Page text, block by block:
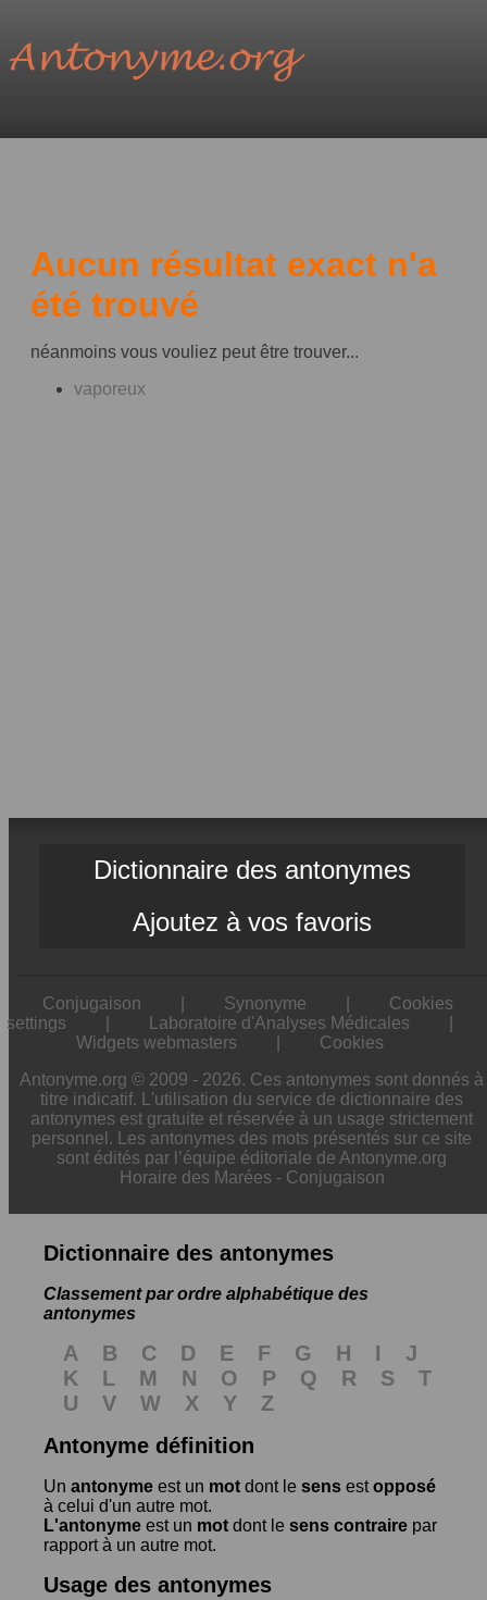
Aucun résultat exact n'a
été trouvé
néanmoins vous vouliez peut être trouver...
vaporeux
Dictionnaire des antonymes
Ajoutez à vos favoris
Conjugaison Synonyme
Cookies
settings
Laboratoire d'Analyses Médicales
Widgets webmasters
Cookies
Antonyme.org © 2009 - 2026. Ces antonymes sont donnés à
titre indicatif. L'utilisation du service de dictionnaire des
antonymes est gratuite et réservée à un usage strictement
personnel. Les antonymes des mots présentés sur ce site
sont édités par l’équipe éditoriale de Antonyme.org
Horaire des Marées - Conjugaison
Dictionnaire des antonymes
Classement par ordre alphabétique des
antonymes
A B C D E F G H I
J
K
L M N O P Q R S
T
U
V W X Y
Z
Antonyme définition
Un antonyme est un mot dont le sens estopposé
à celui d'un autre mot.
L'antonyme est un mot dont le sens contraire par
rapport à un autre mot.
Usage des antonymes